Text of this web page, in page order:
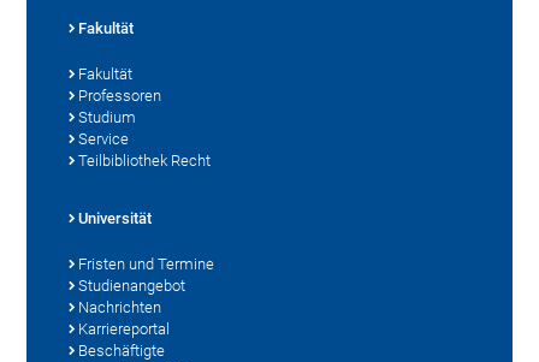
Fakultät
Fakultät
Professoren
Studium
Service
Teilbibliothek Recht
Universität
Fristen und Termine
Studienangebot
Nachrichten
Karriereportal
Beschäftigte